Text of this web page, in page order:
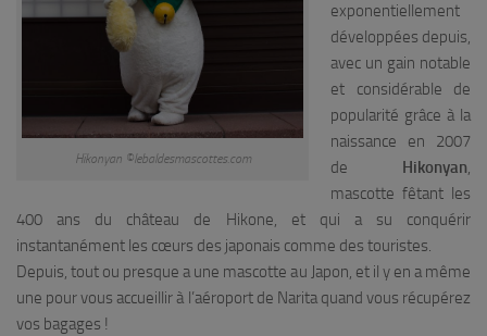
Hikonyan ©lebaldesmascottes.com
exponentiellement
développées depuis,
avec un gain notable
et considérable de
popularité grâce à la
naissance en 2007
de Hikonyan,
mascotte fêtant les
400 ans du château de Hikone, et qui a su conquérir
instantanément les cœurs des japonais comme des touristes.
Depuis, tout ou presque a une mascotte au Japon, et il y en a même
une pour vous accueillir à l’aéroport de Narita quand vous récupérez
vos bagages !